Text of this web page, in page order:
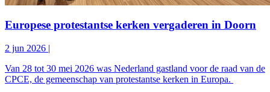
Europese protestantse kerken vergaderen in Doorn
2 jun 2026 |
Van 28 tot 30 mei 2026 was Nederland gastland voor de raad van de
CPCE, de gemeenschap van protestantse kerken in Europa.